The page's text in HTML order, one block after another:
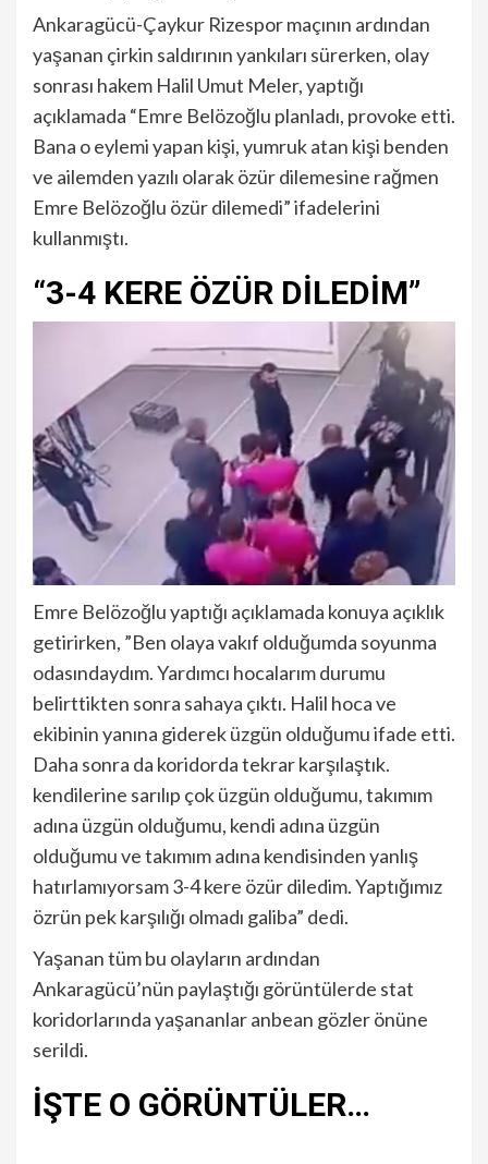
Ankaragücü-Çaykur Rizespor maçının ardından
yaşanan çirkin saldırının yankıları sürerken, olay
sonrası hakem Halil Umut Meler, yaptığı
açıklamada “Emre Belözoğlu planladı, provoke etti.
Bana o eylemi yapan kişi, yumruk atan kişi benden
ve ailemden yazılı olarak özür dilemesine rağmen
Emre Belözoğlu özür dilemedi” ifadelerini
kullanmıştı.
“3-4 KERE ÖZÜR DİLEDİM”
Emre Belözoğlu yaptığı açıklamada konuya açıklık
getirirken, ”Ben olaya vakıf olduğumda soyunma
odasındaydım. Yardımcı hocalarım durumu
belirttikten sonra sahaya çıktı. Halil hoca ve
ekibinin yanına giderek üzgün olduğumu ifade etti.
Daha sonra da koridorda tekrar karşılaştık.
kendilerine sarılıp çok üzgün olduğumu, takımım
adına üzgün olduğumu, kendi adına üzgün
olduğumu ve takımım adına kendisinden yanlış
hatırlamıyorsam 3-4 kere özür diledim. Yaptığımız
özrün pek karşılığı olmadı galiba” dedi.
Yaşanan tüm bu olayların ardından
Ankaragücü’nün paylaştığı görüntülerde stat
koridorlarında yaşananlar anbean gözler önüne
serildi.
İŞTE O GÖRÜNTÜLER…